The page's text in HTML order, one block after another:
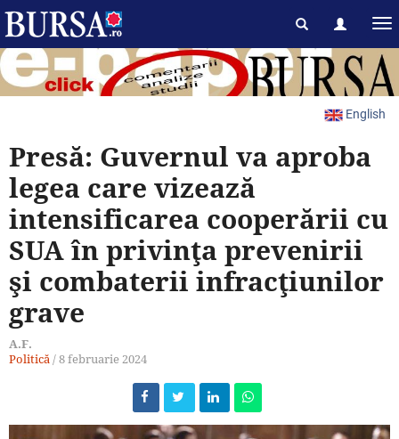
English
Presă: Guvernul va aproba
legea care vizează
intensificarea cooperării cu
SUA în privinţa prevenirii
şi combaterii infracţiunilor
grave
A.F.
Politică/8 februarie 2024